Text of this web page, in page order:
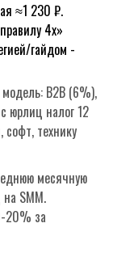
≈1 230 ₽.
4х»
гайдом -
B2B (6%),
юрлиц налог 12
технику
месячную
SMM.
20% за